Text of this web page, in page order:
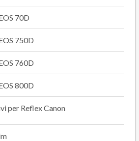
70D
750D
760D
800D
per Reflex Canon